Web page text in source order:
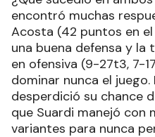
encontró muchas
Acosta (42 puntos en
una buena defensa y la
en ofensiva (9-27t3, 7-
dominar nunca el
desperdició su chance
que Suardi manejó con
variantes para nunca